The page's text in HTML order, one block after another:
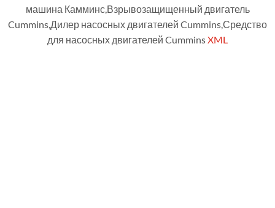
машина Камминс,Взрывозащищенный двигатель
Cummins,Дилер насосных двигателей Cummins,Средство
для насосных двигателей CumminsXML